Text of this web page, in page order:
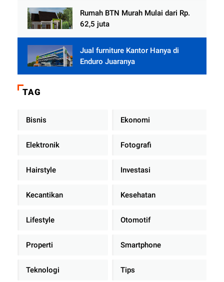
Rumah BTN Murah Mulai dari Rp.
62,5 juta
Jual furniture Kantor Hanya di
Enduro Juaranya
TAG
Bisnis Ekonomi
Elektronik Fotografi
Hairstyle Investasi
Kecantikan Kesehatan
Lifestyle Otomotif
Properti Smartphone
Teknologi Tips